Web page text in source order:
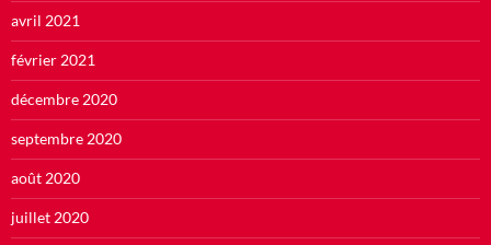
avril 2021
février 2021
décembre 2020
septembre 2020
août 2020
juillet 2020